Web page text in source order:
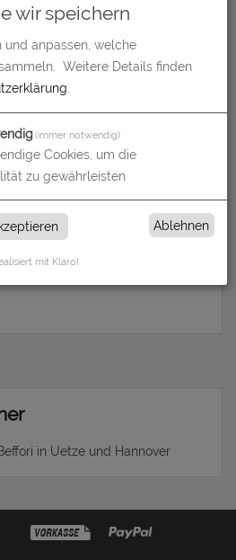
Banner
in Uetze und Hannover
wir speichern
und anpassen, welche
Weitere Details finden
(immer notwendig)
Cookies, um die
zu gewährleisten
Ablehnen
mit Klaro!